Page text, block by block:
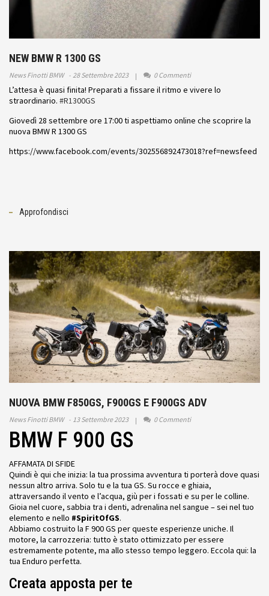
NEW BMW R 1300 GS
News Finotti BMW 28 Settembre 2023 0 Commenti
L’attesa è quasi finita! Preparati a fissare il ritmo e vivere lo
straordinario. #R1300GS
Giovedì 28 settembre ore 17:00 ti aspettiamo online che scoprire la
nuova BMW R 1300 GS
https://www.facebook.com/events/302556892473018?ref=newsfeed
Approfondisci
NUOVA BMW F850GS, F900GS E F900GS ADV
News Finotti BMW 13 Settembre 2023 0 Commenti
BMW F 900 GS
AFFAMATA DI SFIDE
Quindi è qui che inizia: la tua prossima avventura ti porterà dove quasi
nessun altro arriva. Solo tu e la tua GS. Su rocce e ghiaia,
attraversando il vento e l’acqua, giù per i fossati e su per le colline.
Gioia nel cuore, sabbia tra i denti, adrenalina nel sangue – sei nel tuo
elemento e nello #SpiritOfGS.
Abbiamo costruito la F 900 GS per queste esperienze uniche. Il
motore, la carrozzeria: tutto è stato ottimizzato per essere
estremamente potente, ma allo stesso tempo leggero. Eccola qui: la
tua Enduro perfetta.
Creata apposta per te